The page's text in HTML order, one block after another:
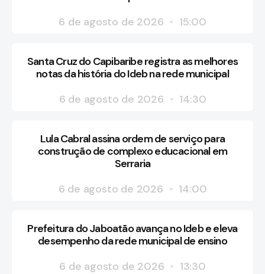
6 de agosto de 2026
15:00
Santa Cruz do Capibaribe registra as melhores
notas da história do Ideb na rede municipal
6 de agosto de 2026
14:30
Lula Cabral assina ordem de serviço para
construção de complexo educacional em
Serraria
6 de agosto de 2026
14:00
Prefeitura do Jaboatão avança no Ideb e eleva
desempenho da rede municipal de ensino
6 de agosto de 2026
13:30